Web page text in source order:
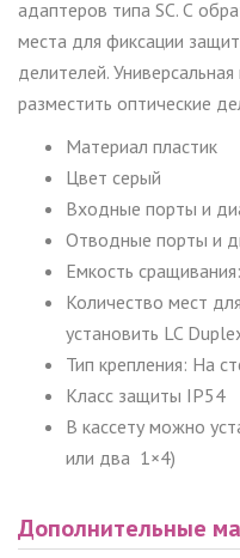
адаптеров типа SC. С
места для фиксации
делителей.
разместить оптические
Материал пластик
Цвет серый
Входные порты и
Отводные порты и
Емкость
Количество мест
установить LC
Тип крепления: На
Класс защиты IP54
В кассету можно
или два 1×4)
Дополнительные